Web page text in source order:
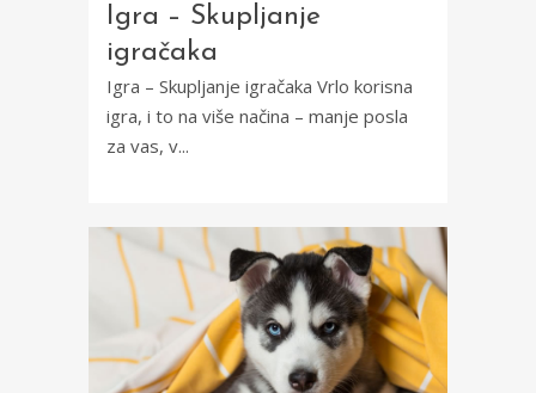
Igra – Skupljanje
igračaka
Igra – Skupljanje igračaka Vrlo korisna
igra, i to na više načina – manje posla
za vas, v...